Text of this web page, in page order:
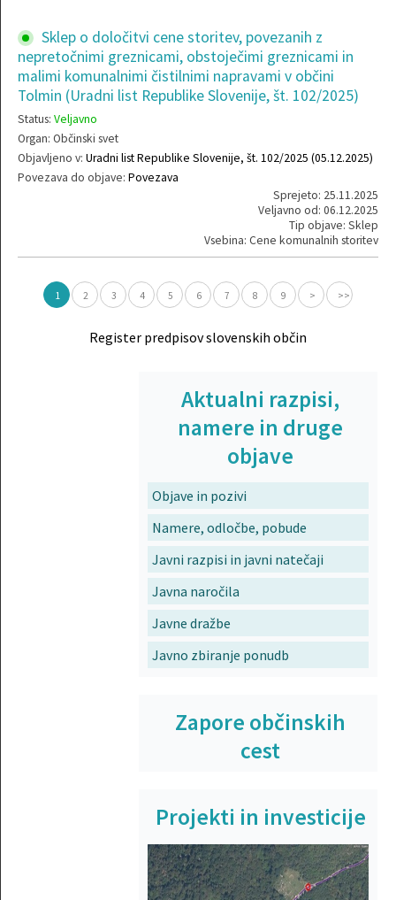
Sklep o določitvi cene storitev, povezanih z
nepretočnimi greznicami, obstoječimi greznicami in
malimi komunalnimi čistilnimi napravami v občini
Tolmin (Uradni list Republike Slovenije, št. 102/2025)
Status: Veljavno
Organ: Občinski svet
Objavljeno v: Uradni list Republike Slovenije, št. 102/2025 (05.12.2025)
Povezava do objave: Povezava
Sprejeto: 25.11.2025
Veljavno od: 06.12.2025
Tip objave: Sklep
Vsebina: Cene komunalnih storitev
1 2 3 4 5 6 7 8 9 > >>
Register predpisov slovenskih občin
Aktualni razpisi,
namere in druge
objave
Objave in pozivi
Namere, odločbe, pobude
Javni razpisi in javni natečaji
Javna naročila
Javne dražbe
Javno zbiranje ponudb
Zapore občinskih
cest
Projekti in investicije